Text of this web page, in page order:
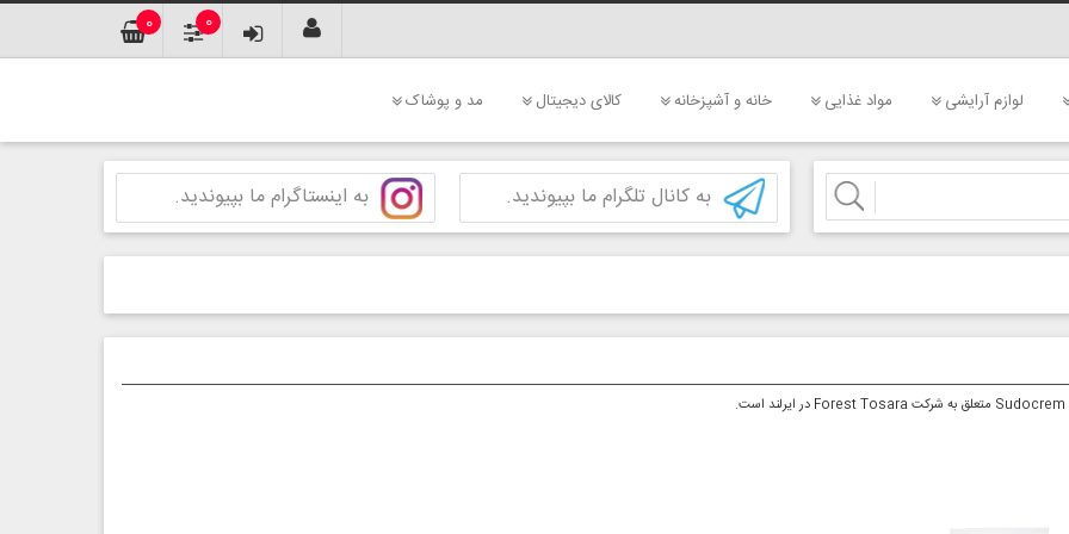
0 0
لوازم آرایشی مواد غذایی خانه و آشپزخانه کالای دیجیتال مد و پوشاک
به کانال تلگرام ما بپیوندید. به اینستاگرام ما بپیوندید.
Forest Tosara در ایرلند است.